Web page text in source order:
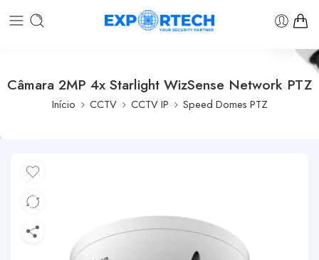
Câmara 2MP 4x Starlight WizSense Network PTZ
Início CCTV CCTV IP Speed Domes PTZ